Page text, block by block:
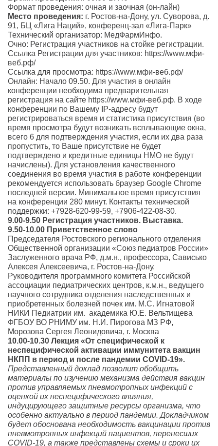
Формат проведения: очная и заочная (он-лайн)
Место проведения: г. Ростов-на-Дону, ул. Суворова, д.
91, БЦ «Лига Наций», конференц-зал «Лига-Парк»
Технический организатор: МедФармИнфо.
Очно: Регистрация участников на стойке регистрации.
Ссылка Регистрации для участников: https://www.мфи-
веб.рф/
Ссылка для просмотра: https://www.мфи-веб.рф/
Онлайн: Начало 09.50. Для участия в онлайн
конференции необходима предварительная
регистрация на сайте https://www.мфи-веб.рф. В ходе
конференции по Вашему IP-адресу будут
регистрироваться время и статистика присутствия (во
время просмотра будут возникать всплывающие окна,
всего 6 для подтверждения участия, если их два раза
пропустить, то Ваше присутствие не будет
подтверждено и кредитные единицы НМО не будут
начислены). Для установления качественного
соединения во время участия в работе конференции
рекомендуется использовать браузер Google Chrome
последней версии. Минимальное время присутствия
на конференции 280 минут. Контакты технической
поддержки: +7928-620-99-59, +7906-422-08-30.
9.00-9.50 Регистрация участников. Выставка.
9.50-10.00 Приветственное слово
Председателя Ростовского регионального отделения
Общественной организации «Союз педиатров России»
Заслуженного врача РФ, д.м.н., профессора, Сависько
Алексея Алексеевича, г. Ростов-на-Дону.
Руководителя программного комитета Российской
ассоциации педиатрических центров, к.м.н., ведущего
научного сотрудника отделения наследственных и
приобретенных болезней почек им. М.С. Игнатовой
НИКИ Педиатрии им. академика Ю.Е. Вельтищева
ФГБОУ ВО РНИМУ им. Н.И. Пирогова МЗ РФ,
Морозова Сергея Леонидовича, г. Москва
10.00-10.30 Лекция «От специфической к
неспецифической активации иммунитета вакцин
НКПП в период и после пандемии COVID-19».
Представленный доклад позволит обобщить
материалы по изучению механизма действия вакцин
против управляемых пневмотропных инфекций с
оценкой их неспецифического влияния,
индуцирующего защитные ресурсы организма, что
особенно актуально в период пандемии. Докладчиком
будет обоснована необходимость вакцинации против
пневмотропных инфекций пациентов, перенесших
COVID-19, а также представлены схемы и сроки их